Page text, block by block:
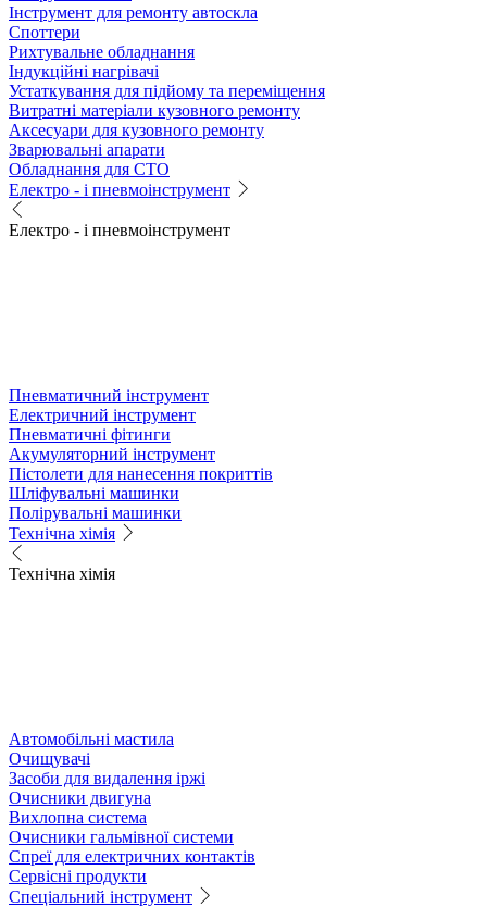
Інструмент для ремонту автоскла
Споттери
Рихтувальне обладнання
Індукційні нагрівачі
Устаткування для підйому та переміщення
Витратні матеріали кузовного ремонту
Аксесуари для кузовного ремонту
Зварювальні апарати
Обладнання для СТО
Електро - і пневмоінструмент
Електро - і пневмоінструмент
Пневматичний інструмент
Електричний інструмент
Пневматичні фітинги
Акумуляторний інструмент
Пістолети для нанесення покриттів
Шліфувальні машинки
Полірувальні машинки
Технічна хімія
Технічна хімія
Автомобільні мастила
Очищувачі
Засоби для видалення іржі
Очисники двигуна
Вихлопна система
Очисники гальмівної системи
Спреї для електричних контактів
Сервісні продукти
Спеціальний інструмент